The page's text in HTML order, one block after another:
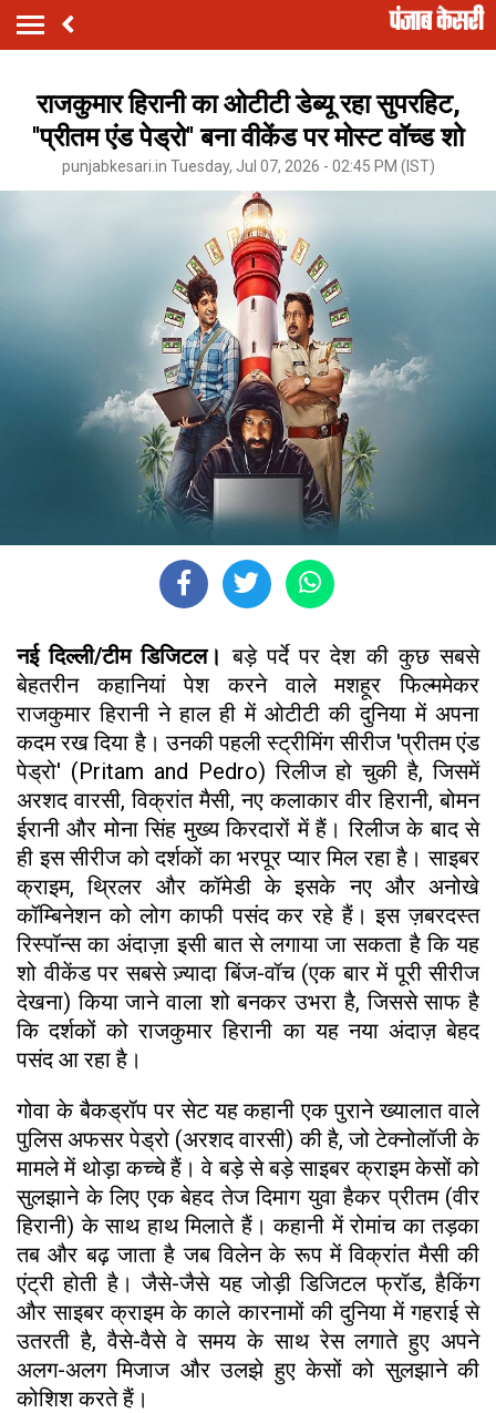
राजकुमार हिरानी का ओटीटी डेब्यू रहा सुपरहिट,
''प्रीतम एंड पेड्रो'' बना वीकेंड पर मोस्ट वॉच्ड शो
punjabkesari.in Tuesday, Jul 07, 2026 - 02:45 PM (IST)
नई दिल्ली/टीम डिजिटल।बड़े पर्दे पर देश की कुछ सबसे
बेहतरीन कहानियां पेश करने वाले मशहूर फिल्ममेकर
राजकुमार हिरानी ने हाल ही में ओटीटी की दुनिया में अपना
कदम रख दिया है। उनकी पहली स्ट्रीमिंग सीरीज 'प्रीतम एंड
पेड्रो' (Pritam and Pedro) रिलीज हो चुकी है, जिसमें
अरशद वारसी, विक्रांत मैसी, नए कलाकार वीर हिरानी, बोमन
ईरानी और मोना सिंह मुख्य किरदारों में हैं। रिलीज के बाद से
ही इस सीरीज को दर्शकों का भरपूर प्यार मिल रहा है। साइबर
क्राइम, थ्रिलर और कॉमेडी के इसके नए और अनोखे
कॉम्बिनेशन को लोग काफी पसंद कर रहे हैं। इस ज़बरदस्त
रिस्पॉन्स का अंदाज़ा इसी बात से लगाया जा सकता है कि यह
शो वीकेंड पर सबसे ज़्यादा बिंज-वॉच (एक बार में पूरी सीरीज
देखना) किया जाने वाला शो बनकर उभरा है, जिससे साफ है
कि दर्शकों को राजकुमार हिरानी का यह नया अंदाज़ बेहद
पसंद आ रहा है।
​गोवा के बैकड्रॉप पर सेट यह कहानी एक पुराने ख्यालात वाले
पुलिस अफसर पेड्रो (अरशद वारसी) की है, जो टेक्नोलॉजी के
मामले में थोड़ा कच्चे हैं। वे बड़े से बड़े साइबर क्राइम केसों को
सुलझाने के लिए एक बेहद तेज दिमाग युवा हैकर प्रीतम (वीर
हिरानी) के साथ हाथ मिलाते हैं। कहानी में रोमांच का तड़का
तब और बढ़ जाता है जब विलेन के रूप में विक्रांत मैसी की
एंट्री होती है। जैसे-जैसे यह जोड़ी डिजिटल फ्रॉड, हैकिंग
और साइबर क्राइम के काले कारनामों की दुनिया में गहराई से
उतरती है, वैसे-वैसे वे समय के साथ रेस लगाते हुए अपने
अलग-अलग मिजाज और उलझे हुए केसों को सुलझाने की
कोशिश करते हैं।